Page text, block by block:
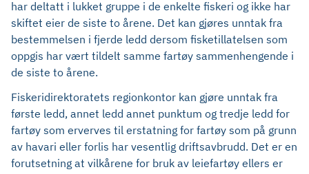
har deltatt i lukket gruppe i de enkelte fiskeri og ikke har
skiftet eier de siste to årene. Det kan gjøres unntak fra
bestemmelsen i fjerde ledd dersom fisketillatelsen som
oppgis har vært tildelt samme fartøy sammenhengende i
de siste to årene.
Fiskeridirektoratets regionkontor kan gjøre unntak fra
første ledd, annet ledd annet punktum og tredje ledd for
fartøy som erverves til erstatning for fartøy som på grunn
av havari eller forlis har vesentlig driftsavbrudd. Det er en
forutsetning at vilkårene for bruk av leiefartøy ellers er